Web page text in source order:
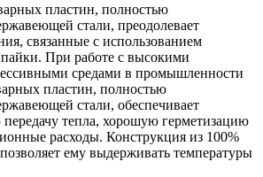
пластин, полностью
стали, преодолевает
связанные с использованием
При работе с высокими
средами в промышленности
пластин, полностью
стали, обеспечивает
тепла, хорошую герметизацию
расходы. Конструкция из 100%
ему выдерживать температуры